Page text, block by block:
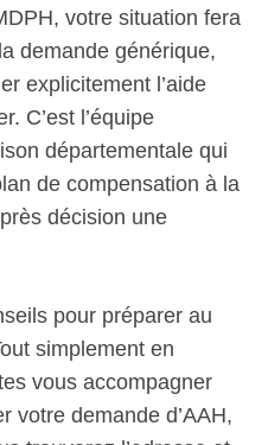
votre situation fera
demande générique,
explicitement l’aide
C’est l’équipe
départementale qui
de compensation à la
décision une
pour préparer au
simplement en
vous accompagner
votre demande d’AAH,